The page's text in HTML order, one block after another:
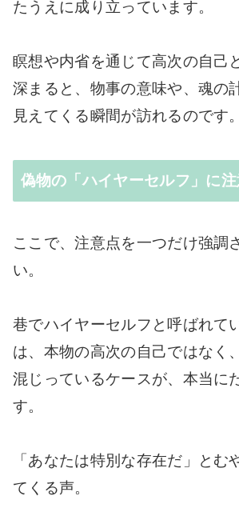
たうえに成り立っています。
瞑想や内省を通じて高次の自己
深まると、物事の意味や、魂の
見えてくる瞬間が訪れるのです。
偽物の「ハイヤーセルフ」に
ここで、注意点を一つだけ強調
い。
巷でハイヤーセルフと呼ばれて
は、本物の高次の自己ではなく
混じっているケースが、本当に
す。
「あなたは特別な存在だ」とむ
てくる声。